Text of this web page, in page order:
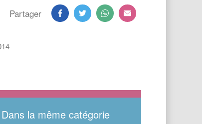
Partager
Dans la même catégorie